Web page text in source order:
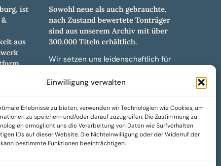
Einwilligung verwalten
Erlebnisse zu bieten, verwenden wir Technologien wie Cookies, um
zu speichern und/oder darauf zuzugreifen. Die Zustimmung zu
ermöglicht uns die Verarbeitung von Daten wie Surfverhalten
IDs auf dieser Website. Die Nichteinwilligung oder der Widerruf der
bestimmte Funktionen beeinträchtigen.
ist
aus
an
-
Sowohl neue als auch gebrauchte,
nach Zustand bewertete Tonträger
sind aus unserem Archiv mit über
300.000 Titeln erhältlich.
Wir setzen uns leidenschaftlich für
und bieten hochwertige,
Musikindustrie.
SoulPeddler Mailorder, Records &
Vinyl Production – DUBOX –